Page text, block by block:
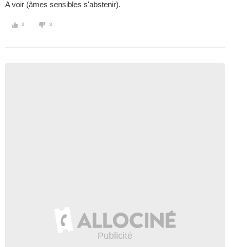
A voir (âmes sensibles s'abstenir).
3 3